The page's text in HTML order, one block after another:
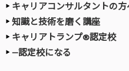
キャリアコンサルタントの方
知識と技術を磨く講座
キャリアトランプ®認定校
—認定校になる